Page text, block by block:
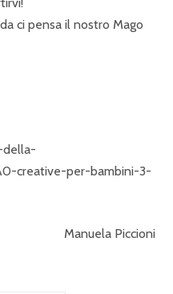
ci pensa il nostro Mago
della-
creative-per-bambini-3-
Manuela Piccioni